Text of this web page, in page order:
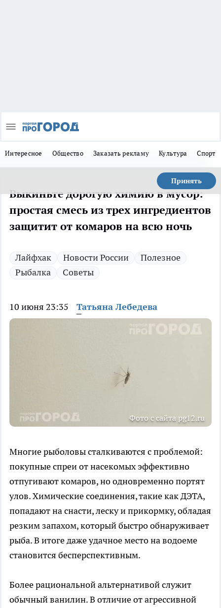
Интересное Общество Заказать рекламу Культура Спорт
Принять
Выкиньте дорогую химию в мусор:
простая смесь из трех ингредиентов
защитит от комаров на всю ночь
Лайфхак Новости России
Полезное
Рыбалка
Советы
10 июня 23:35 Татьяна Лебедева
Фото с сайта pg12.ru
Многие рыболовы сталкиваются с проблемой:
покупные спреи от насекомых эффективно
отпугивают комаров, но одновременно портят
улов. Химические соединения, такие как ДЭТА,
попадают на снасти, леску и прикормку, обладая
резким запахом, который быстро обнаруживает
рыба. В итоге даже удачное место на водоеме
становится бесперспективным.
Более рациональной альтернативой служит
обычный ванилин. В отличие от агрессивной